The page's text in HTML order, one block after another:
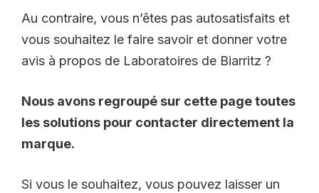
Au contraire, vous n’êtes pas autosatisfaits et
vous souhaitez le faire savoir et donner votre
avis à propos de Laboratoires de Biarritz ?
Nous avons regroupé sur cette page toutes
les solutions pour contacter directement la
marque.
Si vous le souhaitez, vous pouvez laisser un